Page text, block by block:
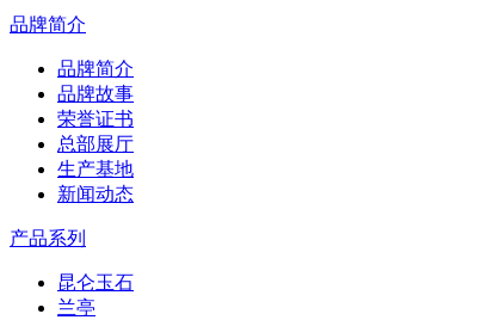
品牌简介
品牌简介
品牌故事
荣誉证书
总部展厅
生产基地
新闻动态
产品系列
昆仑玉石
兰亭